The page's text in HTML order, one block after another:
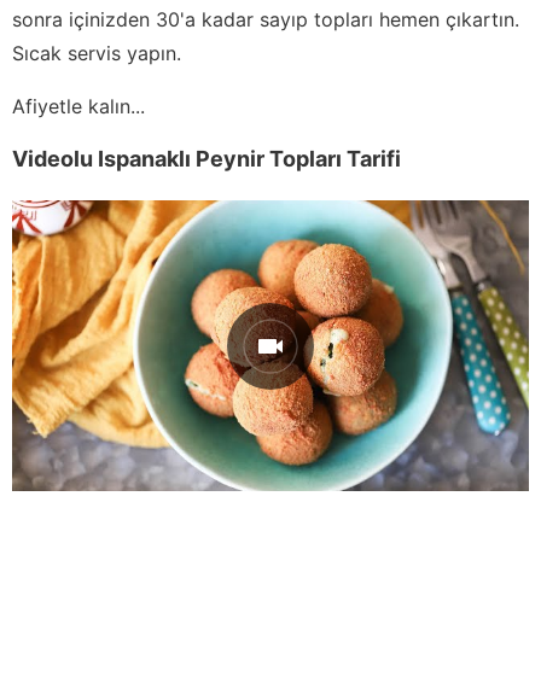
sonra içinizden 30'a kadar sayıp topları hemen çıkartın.
Sıcak servis yapın.
Afiyetle kalın...
Videolu Ispanaklı Peynir Topları Tarifi